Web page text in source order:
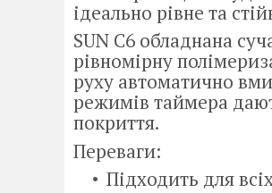
ідеально рівне та
SUN C6 обладнана
рівномірну
руху автоматично
режимів таймера
покриття.
Переваги:
Підходить для